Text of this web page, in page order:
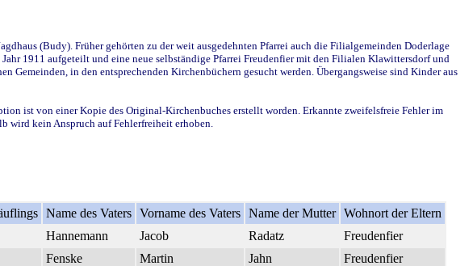
(Budy). Früher gehörten zu der weit ausgedehnten Pfarrei auch die Filialgemeinden Doderlage
1911 aufgeteilt und eine neue selbständige Pfarrei Freudenfier mit den Filialen Klawittersdorf und
in den entsprechenden Kirchenbüchern gesucht werden. Übergangsweise sind Kinder aus
ist von einer Kopie des Original-Kirchenbuches erstellt worden. Erkannte zweifelsfreie Fehler im
wird kein Anspruch auf Fehlerfreiheit erhoben.
Name des Vaters Vorname des Vaters Name der Mutter Wohnort der Eltern
Hannemann Jacob Radatz
Freudenfier
Fenske Martin Jahn
Freudenfier